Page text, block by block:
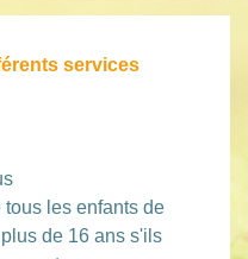
services
les enfants de
de 16 ans s'ils